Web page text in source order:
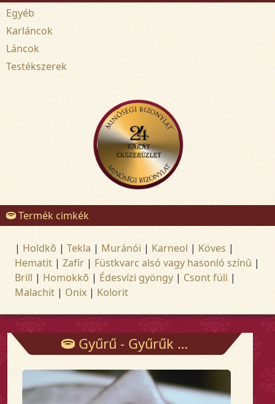
Egyéb
Karláncok
Láncok
Testékszerek
Termék cimkék
| Holdkõ | Tekla | Muránói | Karneol | Köves |
Hematit | Zafír | Füstkvarc alsó vagy hasonló színû |
Brill | Homokkõ | Édesvízi gyöngy | Csont füli |
Malachit | Onix | Kolorit
Gyűrű - Gyűrűk - Arany és ezüst ékszerek